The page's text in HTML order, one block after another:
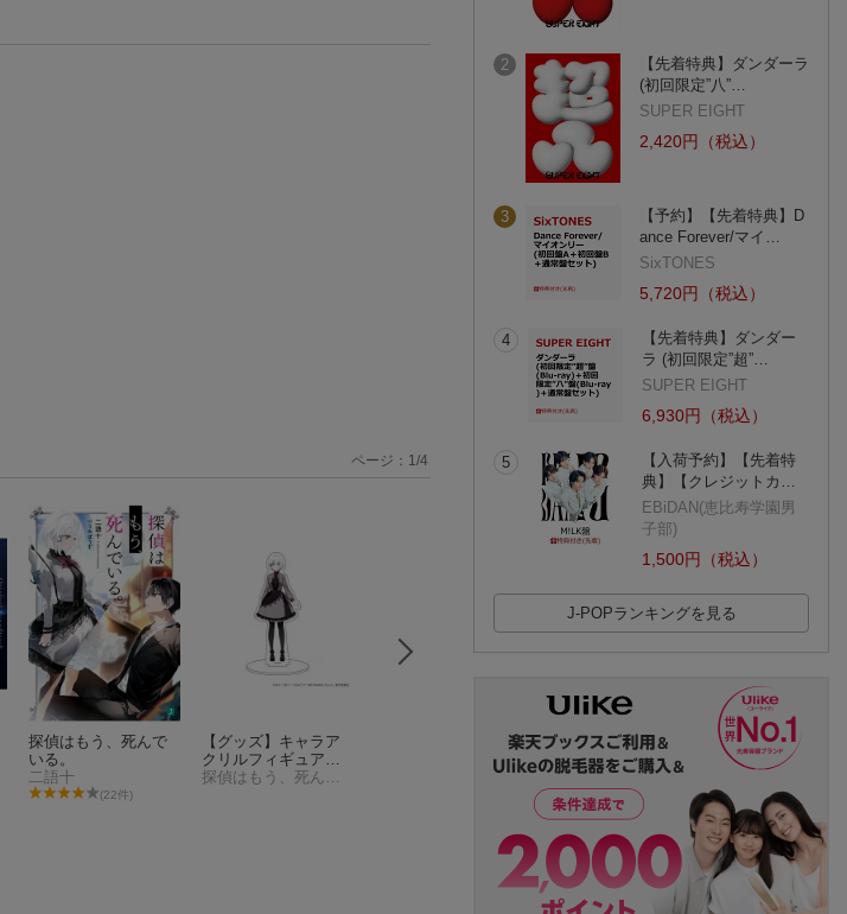
探偵はもう、死んで
いる。
二語十
(22件)
【グッズ】キャラア
クリルフィギュア
「探偵はもう、死ん
彼はきっと魔法を使
探偵はもう、死んで
いる。2
うみぼうず
(9件)
探偵はもう、死
いる。5
(5件)
ページ： 1/4
2
【先着特典】ダンダーラ
(初回限定”八”…
SUPER EIGHT
2,420円（税込）
3
【予約】【先着特典】D
ance Forever/マイ…
SixTONES
5,720円（税込）
4
【先着特典】ダンダー
ラ (初回限定”超”…
SUPER EIGHT
6,930円（税込）
5
【入荷予約】【先着特
典】【クレジットカ…
EBiDAN(恵比寿学園男
子部)
1,500円（税込）
J-POPランキングを見る